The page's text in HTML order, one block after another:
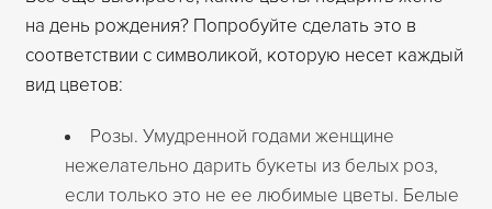
на день рождения? Попробуйте сделать это в
соответствии с символикой, которую несет каждый
вид цветов:
Розы. Умудренной годами женщине
нежелательно дарить букеты из белых роз,
если только это не ее любимые цветы. Белые